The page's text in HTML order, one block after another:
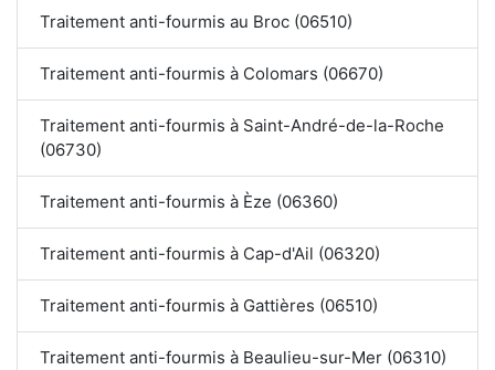
Traitement anti-fourmis au Broc (06510)
Traitement anti-fourmis à Colomars (06670)
Traitement anti-fourmis à Saint-André-de-la-Roche
(06730)
Traitement anti-fourmis à Èze (06360)
Traitement anti-fourmis à Cap-d'Ail (06320)
Traitement anti-fourmis à Gattières (06510)
Traitement anti-fourmis à Beaulieu-sur-Mer (06310)